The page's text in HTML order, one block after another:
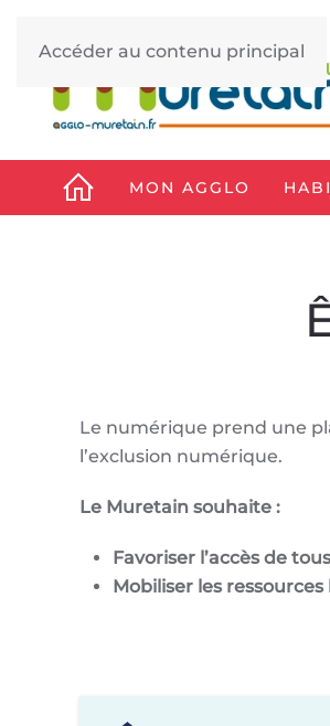
Accéder au contenu principal
MON AGGLO
Le numérique prend une
l’exclusion numérique.
Le Muretain souhaite :
Favoriser l’accès de
Mobiliser les